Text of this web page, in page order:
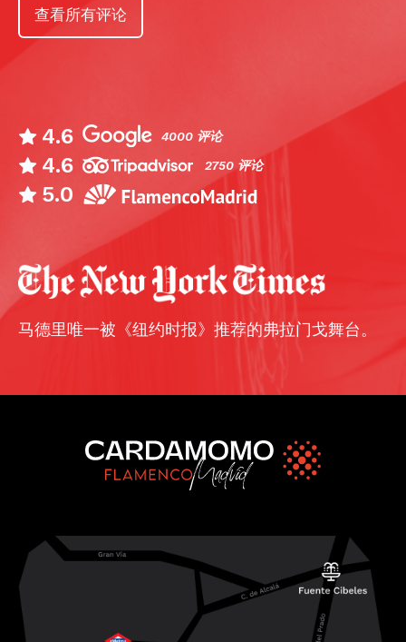
查看所有评论
4.6 4000 评论
4.6 2750 评论
5.0
马德里唯一被《纽约时报》推荐的弗拉门戈舞台。